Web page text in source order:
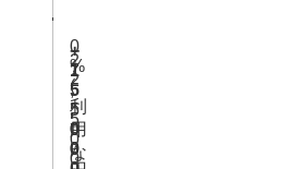
0
%
(
利
用
な
7
,
5
0
0
2
2
,
5
0
0
+
1
5
,
0
0